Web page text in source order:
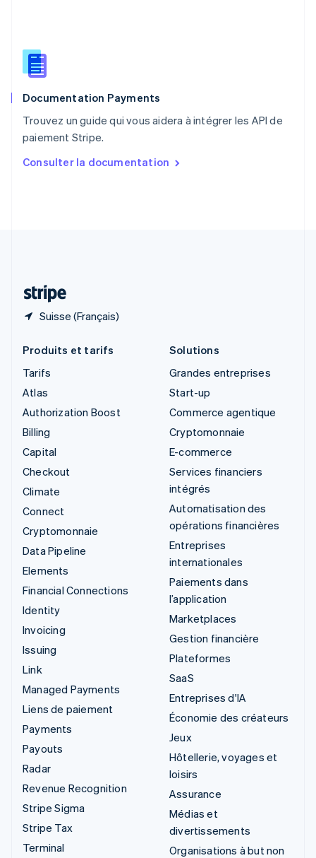
Documentation Payments
Trouvez un guide qui vous aidera à intégrer les API de
paiement Stripe.
Consulter la documentation
Suisse (Français)
English
Roumanie
Royaume-Uni
Singapour
English 简体中文
English
Produits et tarifs
Tarifs
Atlas
Authorization Boost
Billing
Capital
Checkout
Climate
Connect
Cryptomonnaie
Data Pipeline
Elements
Financial Connections
Identity
Invoicing
Issuing
Link
Managed Payments
Liens de paiement
Payments
Payouts
Radar
Revenue Recognition
Stripe Sigma
Stripe Tax
Terminal
Solutions
Grandes entreprises
Start-up
Commerce agentique
Cryptomonnaie
E-commerce
Services financiers
intégrés
Automatisation des
opérations financières
Entreprises
internationales
Paiements dans
l’application
Marketplaces
Gestion financière
Plateformes
SaaS
Entreprises d'IA
Économie des créateurs
Jeux
Hôtellerie, voyages et
loisirs
Assurance
Médias et
divertissements
Organisations à but non